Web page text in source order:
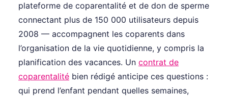
plateforme de coparentalité et de don de sperme
connectant plus de 150 000 utilisateurs depuis
2008 — accompagnent les coparents dans
l’organisation de la vie quotidienne, y compris la
planification des vacances. Un contrat de
coparentalité bien rédigé anticipe ces questions :
qui prend l’enfant pendant quelles semaines,